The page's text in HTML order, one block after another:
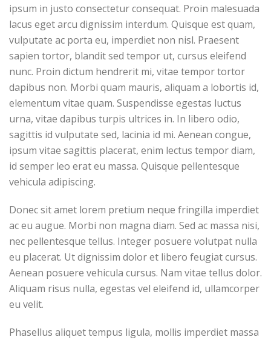
ipsum in justo consectetur consequat. Proin malesuada
lacus eget arcu dignissim interdum. Quisque est quam,
vulputate ac porta eu, imperdiet non nisl. Praesent
sapien tortor, blandit sed tempor ut, cursus eleifend
nunc. Proin dictum hendrerit mi, vitae tempor tortor
dapibus non. Morbi quam mauris, aliquam a lobortis id,
elementum vitae quam. Suspendisse egestas luctus
urna, vitae dapibus turpis ultrices in. In libero odio,
sagittis id vulputate sed, lacinia id mi. Aenean congue,
ipsum vitae sagittis placerat, enim lectus tempor diam,
id semper leo erat eu massa. Quisque pellentesque
vehicula adipiscing.
Donec sit amet lorem pretium neque fringilla imperdiet
ac eu augue. Morbi non magna diam. Sed ac massa nisi,
nec pellentesque tellus. Integer posuere volutpat nulla
eu placerat. Ut dignissim dolor et libero feugiat cursus.
Aenean posuere vehicula cursus. Nam vitae tellus dolor.
Aliquam risus nulla, egestas vel eleifend id, ullamcorper
eu velit.
Phasellus aliquet tempus ligula, mollis imperdiet massa